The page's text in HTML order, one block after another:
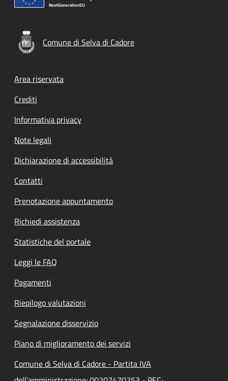
Comune di Selva di Cadore
Footer menu
Area riservata
Crediti
Informativa privacy
Note legali
Dichiarazione di accessibilità
Contatti
Prenotazione appuntamento
Richiedi assistenza
Statistiche del portale
Leggi le FAQ
Pagamenti
Riepilogo valutazioni
Segnalazione disservizio
Piano di miglioramento dei servizi
Comune di Selva di Cadore - Partita IVA